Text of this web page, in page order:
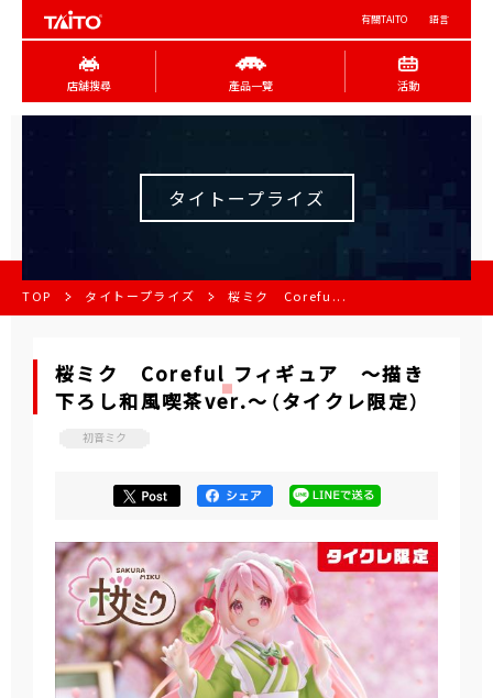
有關TAITO 語言
店舖搜尋 產品一覽 活動
タイトープライズ
TOP タイトープライズ 桜ミク Corefu...
桜ミク Coreful フィギュア ～描き
下ろし和風喫茶ver.～（タイクレ限定）
初音ミク